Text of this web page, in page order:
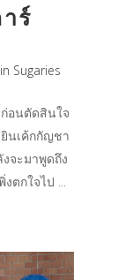
ร์
Sugaries
ก่อนตัดสินใจ
นเค้กกัญชา
จะมาพูดถึง
ตกใจไป